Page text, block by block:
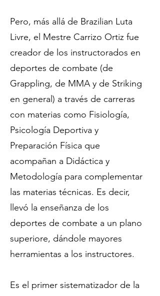
Pero, más allá de Brazilian Luta
Livre, el Mestre Carrizo Ortiz fue
creador de los instructorados en
deportes de combate (de
Grappling, de MMA y de Striking
en general) a través de carreras
con materias como Fisiología,
Psicología Deportiva y
Preparación Física que
acompañan a Didáctica y
Metodología para complementar
las materias técnicas. Es decir,
llevó la enseñanza de los
deportes de combate a un plano
superiore, dándole mayores
herramientas a los instructores.
Es el primer sistematizador de la